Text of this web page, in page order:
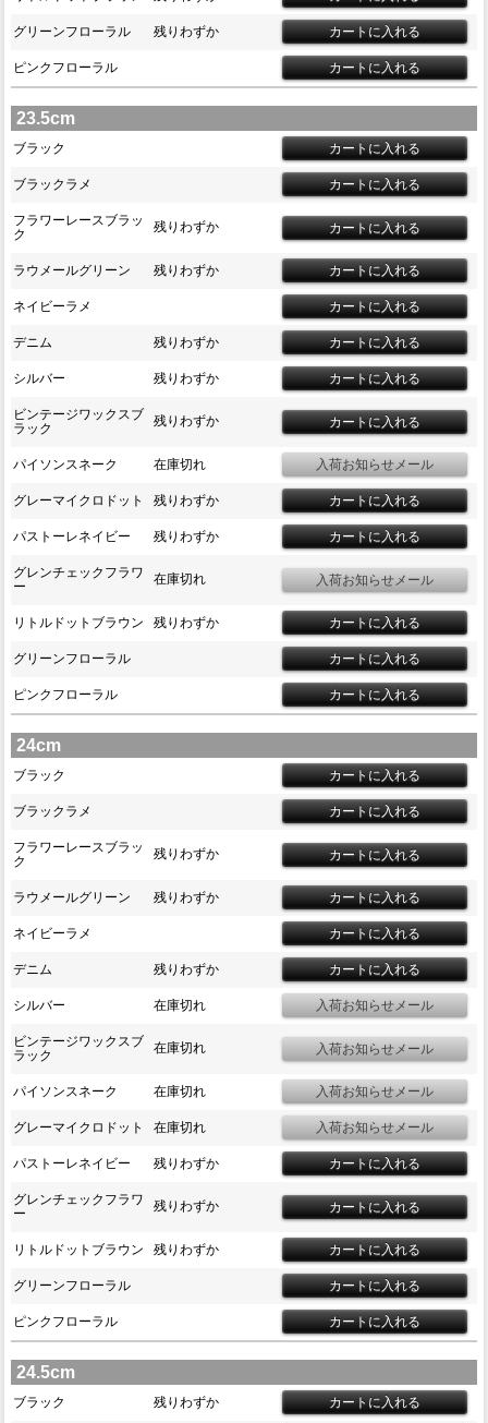
グリーンフローラル 残りわずか
ピンクフローラル
23.5cm
ブラック
ブラックラメ
フラワーレースブラッ
ク
残りわずか
ラウメールグリーン 残りわずか
ネイビーラメ
デニム 残りわずか
シルバー 残りわずか
ビンテージワックスブ
ラック
残りわずか
パイソンスネーク 在庫切れ
グレーマイクロドット 残りわずか
パストーレネイビー 残りわずか
グレンチェックフラワ
ー
在庫切れ
リトルドットブラウン 残りわずか
グリーンフローラル
ピンクフローラル
24cm
ブラック
ブラックラメ
フラワーレースブラッ
ク
残りわずか
ラウメールグリーン 残りわずか
ネイビーラメ
デニム 残りわずか
シルバー 在庫切れ
ビンテージワックスブ
ラック
在庫切れ
パイソンスネーク 在庫切れ
グレーマイクロドット 在庫切れ
パストーレネイビー 残りわずか
グレンチェックフラワ
ー
残りわずか
リトルドットブラウン 残りわずか
グリーンフローラル
ピンクフローラル
24.5cm
ブラック 残りわずか